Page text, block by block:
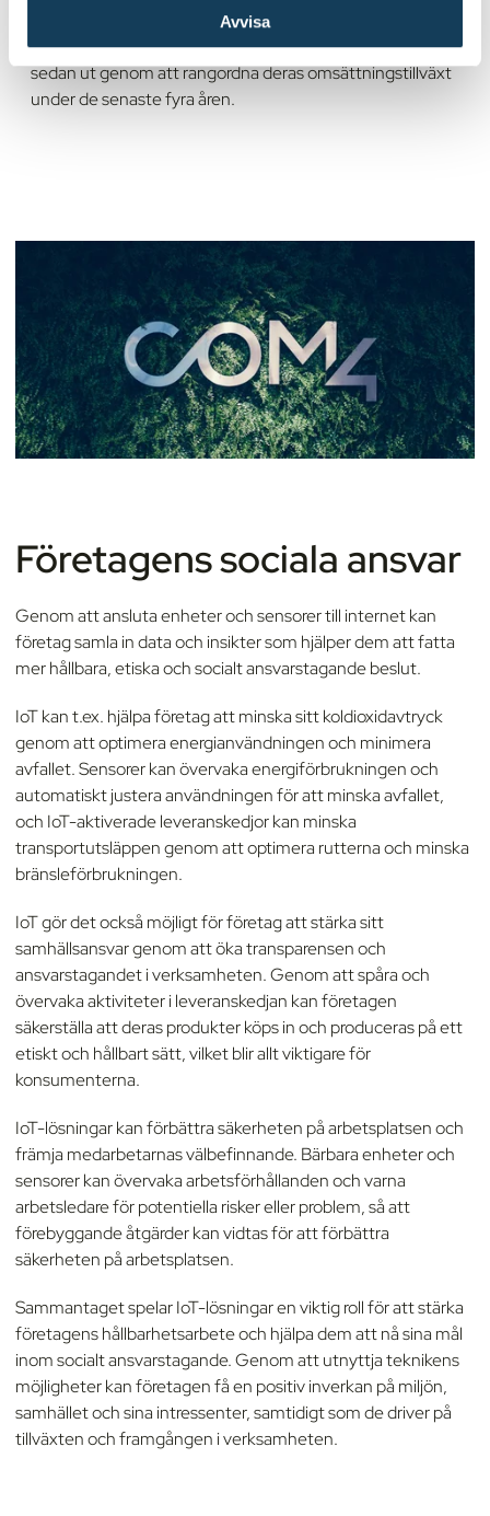
Avvisa
50 snabbväxande teknikföretag, publika eller privata,
baserat på procentuell omsättningstillväxt. Vinnarna väljs
sedan ut genom att rangordna deras omsättningstillväxt
under de senaste fyra åren.
Företagens sociala ansvar
Genom att ansluta enheter och sensorer till internet kan
företag samla in data och insikter som hjälper dem att fatta
mer hållbara, etiska och socialt ansvarstagande beslut.
IoT kan t.ex. hjälpa företag att minska sitt koldioxidavtryck
genom att optimera energianvändningen och minimera
avfallet. Sensorer kan övervaka energiförbrukningen och
automatiskt justera användningen för att minska avfallet,
och IoT-aktiverade leveranskedjor kan minska
transportutsläppen genom att optimera rutterna och minska
bränsleförbrukningen.
IoT gör det också möjligt för företag att stärka sitt
samhällsansvar genom att öka transparensen och
ansvarstagandet i verksamheten. Genom att spåra och
övervaka aktiviteter i leveranskedjan kan företagen
säkerställa att deras produkter köps in och produceras på ett
etiskt och hållbart sätt, vilket blir allt viktigare för
konsumenterna.
IoT-lösningar kan förbättra säkerheten på arbetsplatsen och
främja medarbetarnas välbefinnande. Bärbara enheter och
sensorer kan övervaka arbetsförhållanden och varna
arbetsledare för potentiella risker eller problem, så att
förebyggande åtgärder kan vidtas för att förbättra
säkerheten på arbetsplatsen.
Sammantaget spelar IoT-lösningar en viktig roll för att stärka
företagens hållbarhetsarbete och hjälpa dem att nå sina mål
inom socialt ansvarstagande. Genom att utnyttja teknikens
möjligheter kan företagen få en positiv inverkan på miljön,
samhället och sina intressenter, samtidigt som de driver på
tillväxten och framgången i verksamheten.